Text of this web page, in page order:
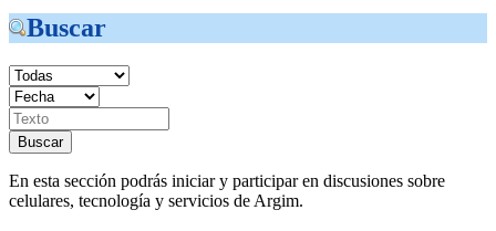
Buscar
En esta sección podrás iniciar y participar en discusiones sobre
celulares, tecnología y servicios de Argim.